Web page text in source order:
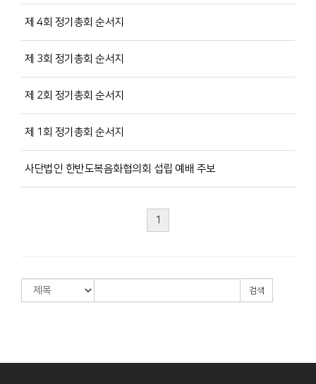
제 4회 정기총회 순서지
제 3회 정기총회 순서지
제 2회 정기총회 순서지
제 1회 정기총회 순서지
사단법인 한반도복음화협의회 섭립 예배 주보
1
검색